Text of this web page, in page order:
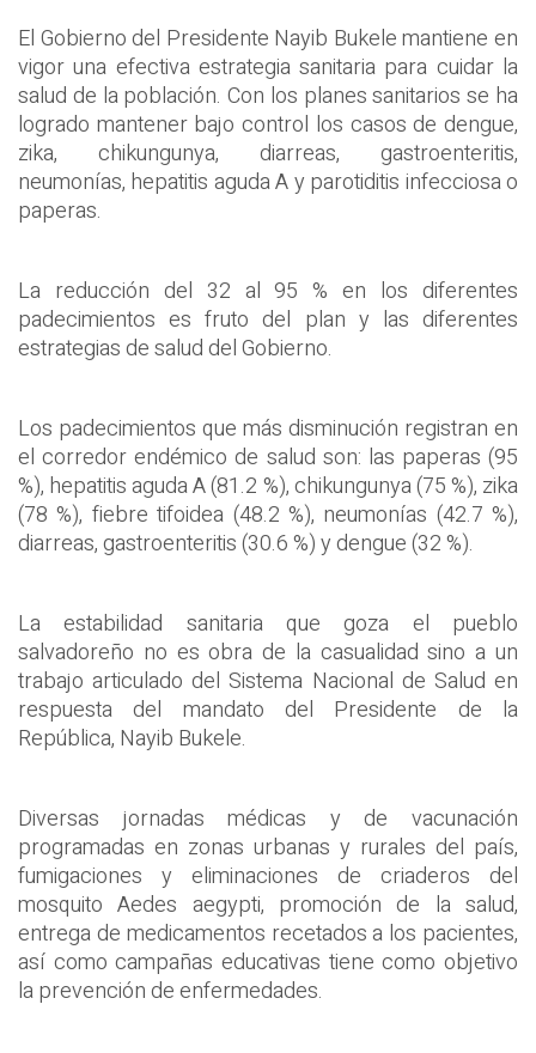
El Gobierno del Presidente Nayib Bukele mantiene en
vigor una efectiva estrategia sanitaria para cuidar la
salud de la población. Con los planes sanitarios se ha
logrado mantener bajo control los casos de dengue,
zika, chikungunya, diarreas, gastroenteritis,
neumonías, hepatitis aguda A y parotiditis infecciosa o
paperas.
La reducción del 32 al 95 % en los diferentes
padecimientos es fruto del plan y las diferentes
estrategias de salud del Gobierno.
Los padecimientos que más disminución registran en
el corredor endémico de salud son: las paperas (95
%), hepatitis aguda A (81.2 %), chikungunya (75 %), zika
(78 %), fiebre tifoidea (48.2 %), neumonías (42.7 %),
diarreas, gastroenteritis (30.6 %) y dengue (32 %).
La estabilidad sanitaria que goza el pueblo
salvadoreño no es obra de la casualidad sino a un
trabajo articulado del Sistema Nacional de Salud en
respuesta del mandato del Presidente de la
República, Nayib Bukele.
Diversas jornadas médicas y de vacunación
programadas en zonas urbanas y rurales del país,
fumigaciones y eliminaciones de criaderos del
mosquito Aedes aegypti, promoción de la salud,
entrega de medicamentos recetados a los pacientes,
así como campañas educativas tiene como objetivo
la prevención de enfermedades.